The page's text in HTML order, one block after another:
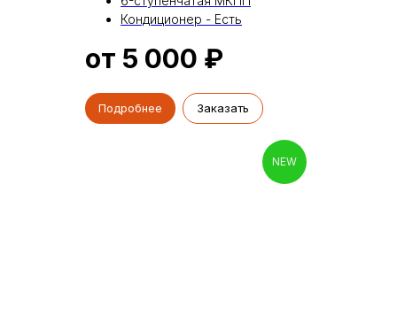
Кондиционер - Есть
от 5 000 ₽
Подробнее Заказать
NEW